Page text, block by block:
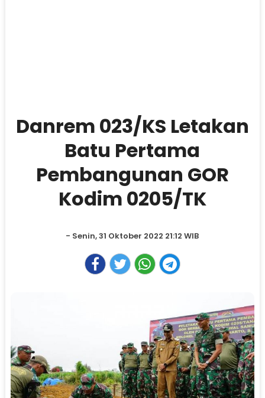
Danrem 023/KS Letakan
Batu Pertama
Pembangunan GOR
Kodim 0205/TK
- Senin, 31 Oktober 2022 21:12 WIB